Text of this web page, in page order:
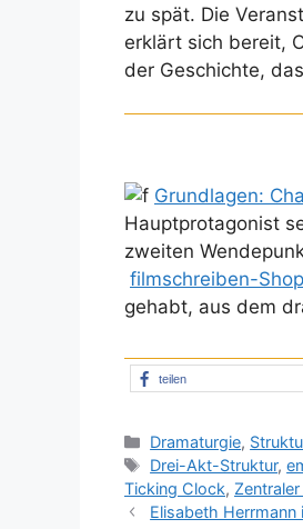
zu spät. Die
erklärt sich bereit,
der Geschichte,
Grundlagen:
Hauptprotagonist
zweiten
filmschreiben-
gehabt, aus dem
teilen
Kategorien
Dramaturgie,
Schlagwörter
Drei-Akt-Struktur,
Ticking Clock,
Elisabeth